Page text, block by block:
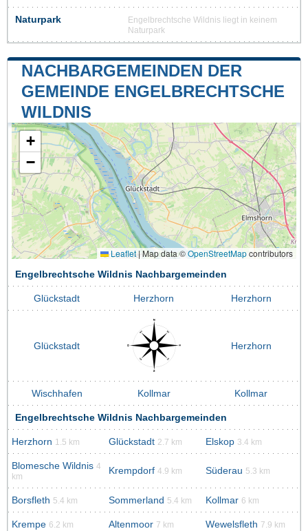
Naturpark
Engelbrechtsche Wildnis liegt in keinem
Naturpark
NACHBARGEMEINDEN DER
GEMEINDE ENGELBRECHTSCHE
WILDNIS
+
−
Leaflet|Map data ©OpenStreetMapcontributors
Engelbrechtsche Wildnis Nachbargemeinden
Glückstadt Herzhorn Herzhorn
Glückstadt Herzhorn
Wischhafen Kollmar Kollmar
Engelbrechtsche Wildnis Nachbargemeinden
Herzhorn 1.5 km Glückstadt 2.7 km Elskop 3.4 km
Blomesche Wildnis 4
km
Krempdorf 4.9 km Süderau 5.3 km
Borsfleth 5.4 km Sommerland 5.4 km Kollmar 6 km
Krempe 6.2 km Altenmoor 7 km Wewelsfleth 7.9 km